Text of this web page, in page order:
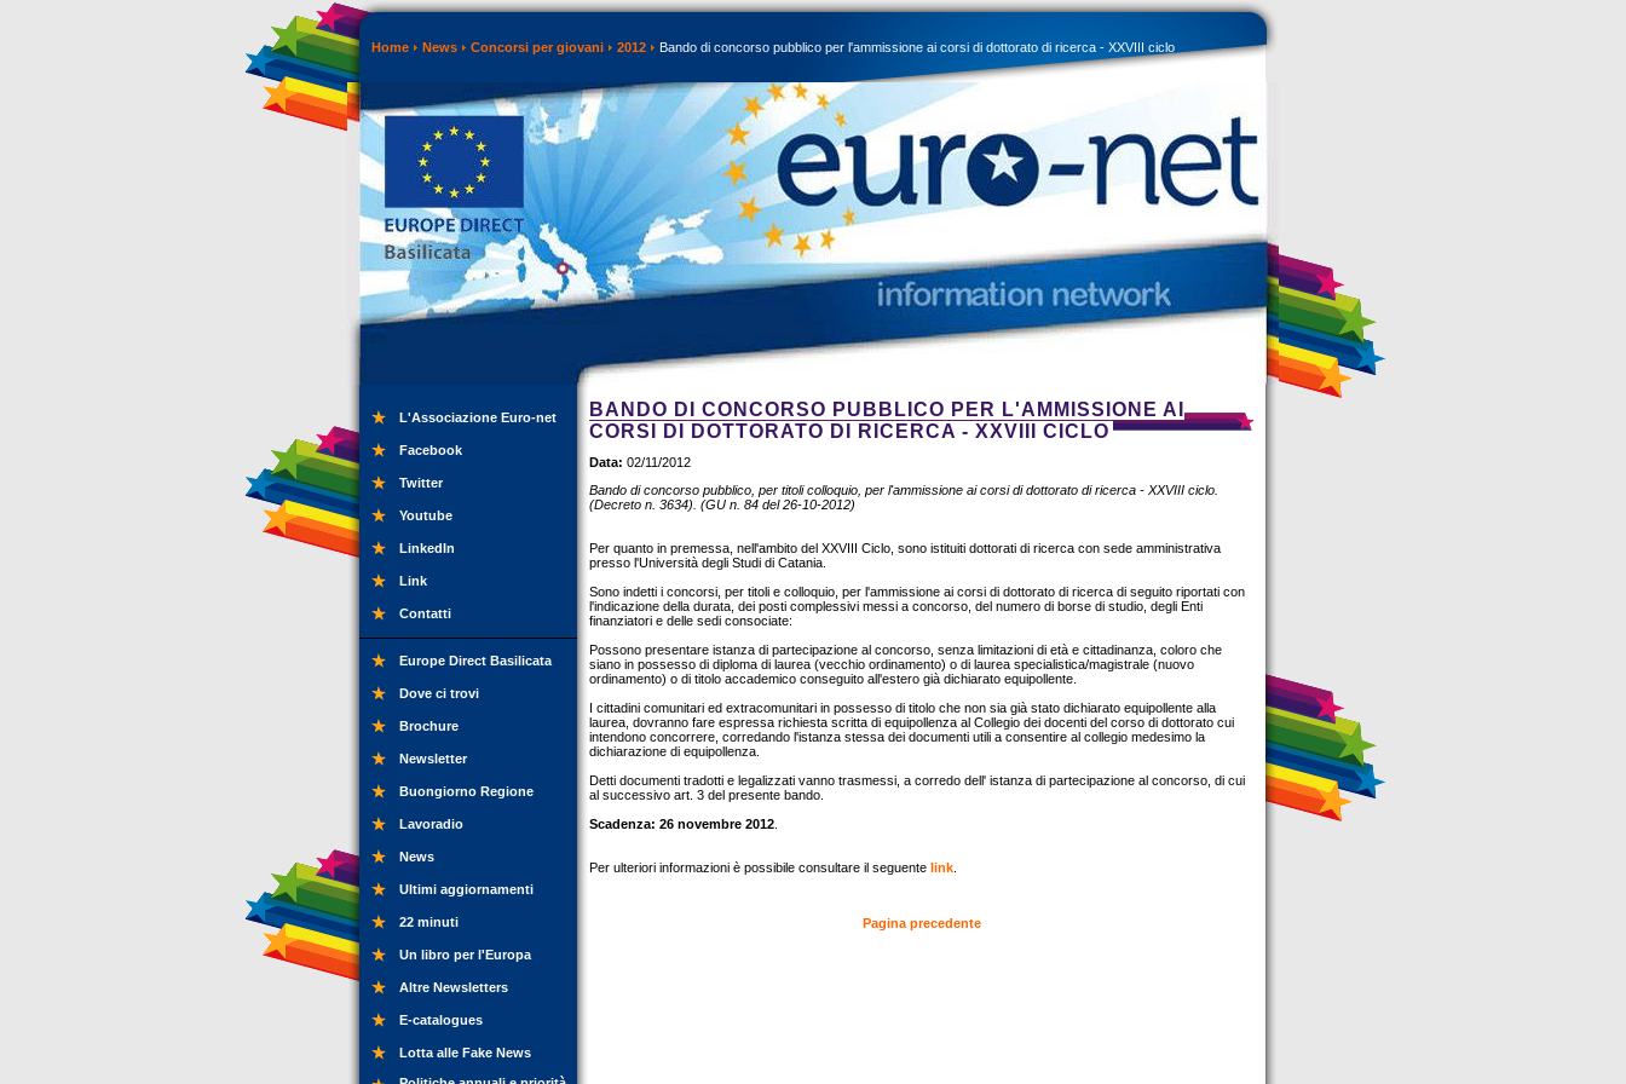
Home News Concorsi per giovani 2012 Bando di concorso pubblico per l'ammissione ai corsi di dottorato di ricerca - XXVIII ciclo
L'Associazione Euro-net
Facebook
Twitter
Youtube
LinkedIn
Link
Contatti
Europe Direct Basilicata
Dove ci trovi
Brochure
Newsletter
Buongiorno Regione
Lavoradio
News
Ultimi aggiornamenti
22 minuti
Un libro per l'Europa
Altre Newsletters
E-catalogues
Lotta alle Fake News
BANDO DI CONCORSO PUBBLICO PER L'AMMISSIONE AI
CORSI DI DOTTORATO DI RICERCA - XXVIII CICLO
Data: 02/11/2012
Bando di concorso pubblico, per titoli colloquio, per l'ammissione ai corsi di dottorato di ricerca - XXVIII ciclo.
(Decreto n. 3634). (GU n. 84 del 26-10-2012)
Per quanto in premessa, nell'ambito del XXVIII Ciclo, sono istituiti dottorati di ricerca con sede amministrativa
presso l'Università degli Studi di Catania.
Sono indetti i concorsi, per titoli e colloquio, per l'ammissione ai corsi di dottorato di ricerca di seguito riportati con
l'indicazione della durata, dei posti complessivi messi a concorso, del numero di borse di studio, degli Enti
finanziatori e delle sedi consociate:
Possono presentare istanza di partecipazione al concorso, senza limitazioni di età e cittadinanza, coloro che
siano in possesso di diploma di laurea (vecchio ordinamento) o di laurea specialistica/magistrale (nuovo
ordinamento) o di titolo accademico conseguito all'estero già dichiarato equipollente.
I cittadini comunitari ed extracomunitari in possesso di titolo che non sia già stato dichiarato equipollente alla
laurea, dovranno fare espressa richiesta scritta di equipollenza al Collegio dei docenti del corso di dottorato cui
intendono concorrere, corredando l'istanza stessa dei documenti utili a consentire al collegio medesimo la
dichiarazione di equipollenza.
Detti documenti tradotti e legalizzati vanno trasmessi, a corredo dell' istanza di partecipazione al concorso, di cui
al successivo art. 3 del presente bando.
Scadenza: 26 novembre 2012
Per ulteriori informazioni è possibile consultare il seguente link
Pagina precedente